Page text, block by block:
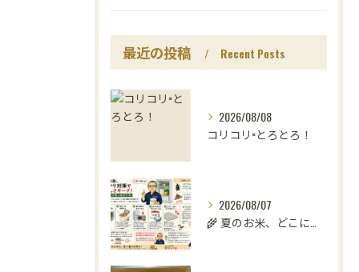
最近の投稿 Recent Posts
2026/08/08
コリコリ×とろとろ！
2026/08/07
🌾 夏のお米、どこに置いていますか？